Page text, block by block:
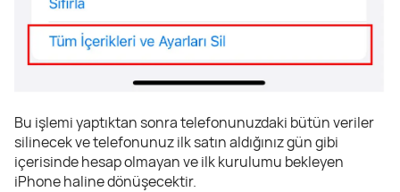
Bu işlemi yaptıktan sonra telefonunuzdaki bütün veriler
silinecek ve telefonunuz ilk satın aldığınız gün gibi
içerisinde hesap olmayan ve ilk kurulumu bekleyen
iPhone haline dönüşecektir.